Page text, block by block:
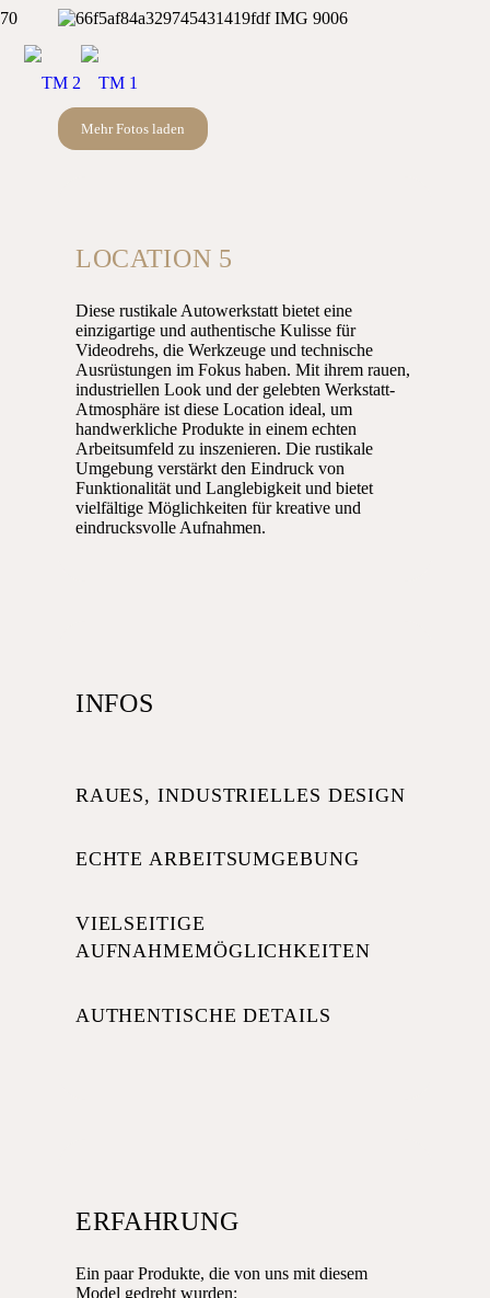
Mehr Fotos laden
LOCATION 5
Diese rustikale Autowerkstatt bietet eine
einzigartige und authentische Kulisse für
Videodrehs, die Werkzeuge und technische
Ausrüstungen im Fokus haben. Mit ihrem rauen,
industriellen Look und der gelebten Werkstatt-
Atmosphäre ist diese Location ideal, um
handwerkliche Produkte in einem echten
Arbeitsumfeld zu inszenieren. Die rustikale
Umgebung verstärkt den Eindruck von
Funktionalität und Langlebigkeit und bietet
vielfältige Möglichkeiten für kreative und
eindrucksvolle Aufnahmen.
INFOS
RAUES, INDUSTRIELLES DESIGN
ECHTE ARBEITSUMGEBUNG
VIELSEITIGE
AUFNAHMEMÖGLICHKEITEN
AUTHENTISCHE DETAILS
ERFAHRUNG
Ein paar Produkte, die von uns mit diesem
Model gedreht wurden: